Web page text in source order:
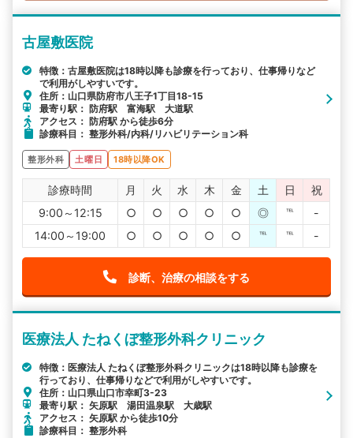
古屋敷医院
特徴：古屋敷医院は18時以降も診療を行っており、仕事帰りなど
で利用がしやすいです。
住所：山口県防府市八王子1丁目18-15
最寄り駅： 防府駅 富海駅 大道駅
アクセス： 防府駅 から徒歩6分
診療科目： 整形外科/内科/リハビリテーション科
整形外科 土曜日 18時以降OK
診療時間 月 火 水 木 金 土 日
祝
9:00～12:15
○ ○ ○ ○ ○ ◎ ℡
-
14:00～19:00
○ ○ ○ ○ ○ ℡ ℡ -
診断、治療の相談をする
医療法人 たねくぼ整形外科クリニック
特徴：医療法人 たねくぼ整形外科クリニックは18時以降も診療を
行っており、仕事帰りなどで利用がしやすいです。
住所：山口県山口市幸町3-23
最寄り駅： 矢原駅 湯田温泉駅 大歳駅
アクセス： 矢原駅 から徒歩10分
診療科目： 整形外科